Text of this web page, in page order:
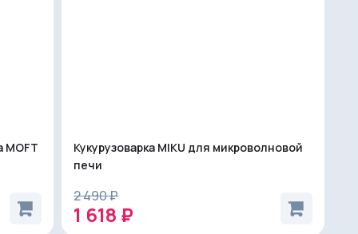
Кукурузоварка MIKU для микроволновой
печи
2 490 ₽
1 618 ₽